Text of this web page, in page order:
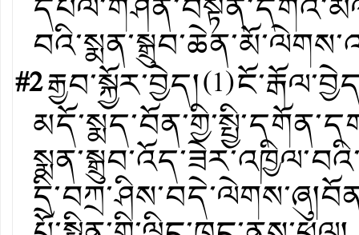
#2རྒྱབ་སྐྱོར་བྱེད།(1)